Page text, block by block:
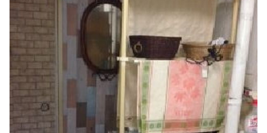
エレベーターなし5階建て団地に住む
高齢者の暮らし｜設備改善利用のすす
冬の団地押入れの冷気はまるで冷蔵庫
｜自分で出来る防寒と結露対策
リンナイ・ノーリツ・INAXバランス釜
のシャワーヘッドが使えない時は自分